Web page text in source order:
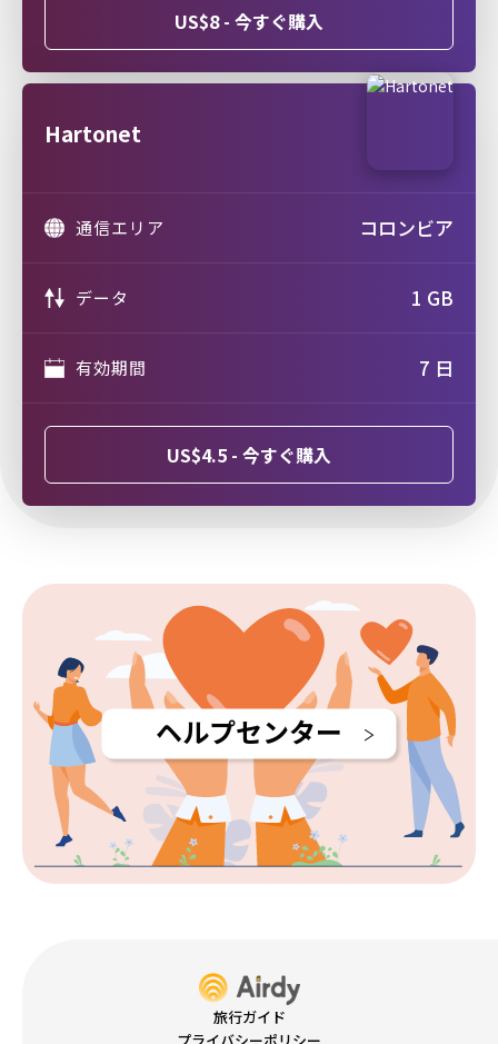
US$8 - 今すぐ購入
Hartonet
通信エリア コロンビア
データ 1 GB
有効期間 7 日
US$4.5 - 今すぐ購入
ヘルプセンター
旅行ガイド
プライバシーポリシー